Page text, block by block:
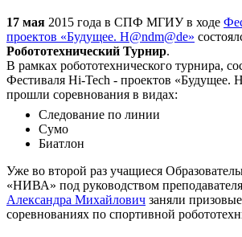
17 мая 2015 года в СПФ МГИУ в ходе
проектов «Будущее. H@ndm@de»
Робототехнический Турнир.
В рамках робототехнического турнира,
Фестиваля Hi-Tech - проектов «Будущее.
прошли соревнования в видах:
Следование по линии
Сумо
Биатлон
Уже во второй раз учащиеся
«НИВА» под руководством преподавателя
Александра Михайлович заняли
соревнованиях по спортивной